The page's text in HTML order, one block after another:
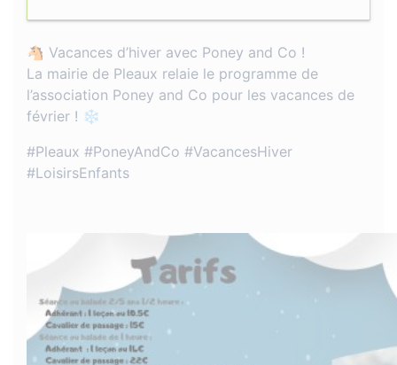
🐴 Vacances d’hiver avec Poney and Co !
La mairie de Pleaux relaie le programme de
l’association Poney and Co pour les vacances de
février ! ❄️
#Pleaux #PoneyAndCo #VacancesHiver
#LoisirsEnfants